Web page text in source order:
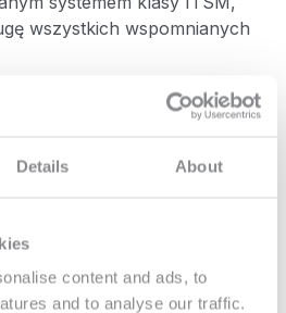
Details About
content and ads, to
and to analyse our traffic.
wszystkich wspomnianych
się zbiór najlepszych i
ITSM, które są
organizacje w celu